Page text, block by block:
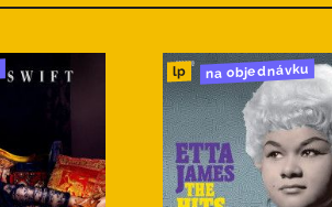
lp na objednávku